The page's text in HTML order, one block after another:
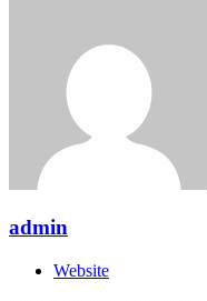
admin
Website